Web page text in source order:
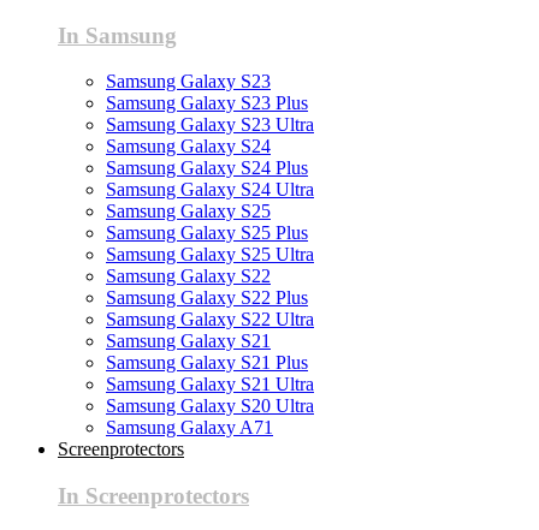
In Samsung
Samsung Galaxy S23
Samsung Galaxy S23 Plus
Samsung Galaxy S23 Ultra
Samsung Galaxy S24
Samsung Galaxy S24 Plus
Samsung Galaxy S24 Ultra
Samsung Galaxy S25
Samsung Galaxy S25 Plus
Samsung Galaxy S25 Ultra
Samsung Galaxy S22
Samsung Galaxy S22 Plus
Samsung Galaxy S22 Ultra
Samsung Galaxy S21
Samsung Galaxy S21 Plus
Samsung Galaxy S21 Ultra
Samsung Galaxy S20 Ultra
Samsung Galaxy A71
Screenprotectors
In Screenprotectors